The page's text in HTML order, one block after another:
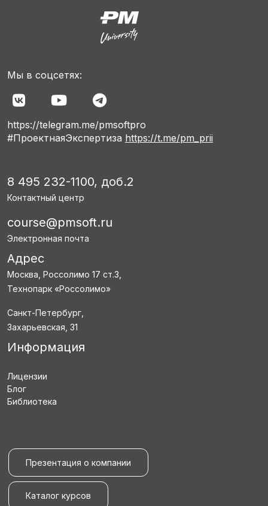
Мы в соцсетях:
https://telegram.me/pmsoftpro
#ПроектнаяЭкспертиза https://t.me/pm_prii
8 495 232-1100, доб.2
Контактный центр
course@pmsoft.ru
Электронная почта
Адрес
Москва, Россолимо 17 ст.3,
Технопарк «Россолимо»
Санкт-Петербург,
Захарьевская, 31
Информация
Лицензии
Блог
Библиотека
Презентация о компании
Каталог курсов